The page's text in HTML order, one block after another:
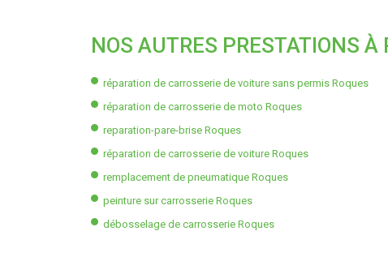
NOS AUTRES PRESTATIONS À
réparation de carrosserie de voiture sans permis Roques
réparation de carrosserie de moto Roques
reparation-pare-brise Roques
réparation de carrosserie de voiture Roques
remplacement de pneumatique Roques
peinture sur carrosserie Roques
débosselage de carrosserie Roques